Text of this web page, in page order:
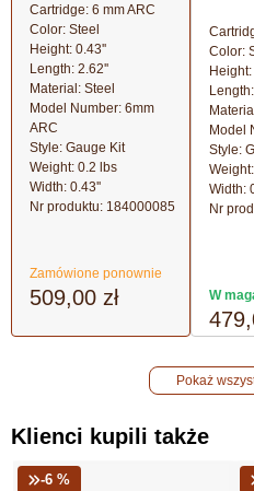
Cartridge: 6 mm ARC
Color: Steel
Height: 0.43''
Length: 2.62''
Material: Steel
Model Number: 6mm
ARC
Style: Gauge Kit
Weight: 0.2 lbs
Width: 0.43''
Nr produktu: 184000085
Zamówione ponownie
509,00 zł
Color:
Model
Style:
Width:
Nr
W
Pokaż
Klienci kupili także
-6 %